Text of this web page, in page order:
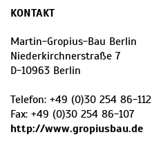
KONTAKT
Martin-Gropius-Bau Berlin
Niederkirchnerstraße 7
D-10963 Berlin
Telefon: +49 (0)30 254 86-112
Fax: +49 (0)30 254 86-107
http://www.gropiusbau.de